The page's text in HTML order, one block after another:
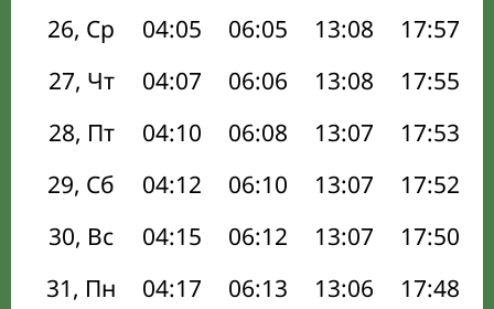
26, Ср
04:05 06:05 13:08 17:57
27, Чт
04:07 06:06 13:08 17:55
28, Пт
04:10 06:08 13:07 17:53
29, Сб
04:12 06:10 13:07 17:52
30, Вс
04:15 06:12 13:07 17:50
31, Пн
04:17 06:13 13:06 17:48